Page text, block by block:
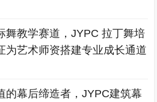
舞教学赛道，JYPC 拉丁舞培
为艺术师资搭建专业成长通道
的幕后缔造者，JYPC建筑幕